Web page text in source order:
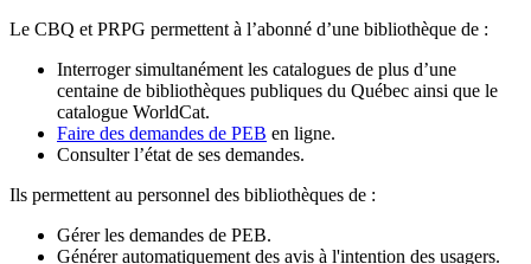
Le CBQ et PRPG permettent à l’abonné d’une bibliothèque de :
Interroger simultanément les catalogues de plus d’une
centaine de bibliothèques publiques du Québec ainsi que le
catalogue WorldCat.
Faire des demandes de PEB en ligne.
Consulter l’état de ses demandes.
Ils permettent au personnel des bibliothèques de :
Gérer les demandes de PEB.
Générer automatiquement des avis à l'intention des usagers.